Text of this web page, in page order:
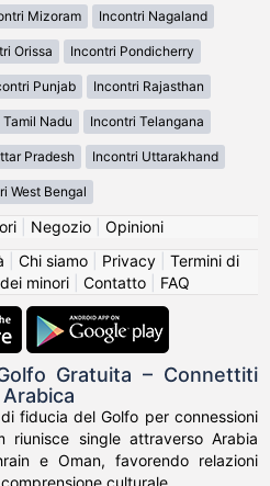
Mizoram Incontri Nagaland
Orissa Incontri Pondicherry
Punjab Incontri Rajasthan
Nadu Incontri Telangana
Pradesh Incontri Uttarakhand
West Bengal
| Negozio| Opinioni
Chi siamo| Privacy| Termini di
minori| Contatto| FAQ
Gratuita – Connettiti
fiducia del Golfo per connessioni
riunisce single attraverso Arabia
e Oman, favorendo relazioni
culturale.